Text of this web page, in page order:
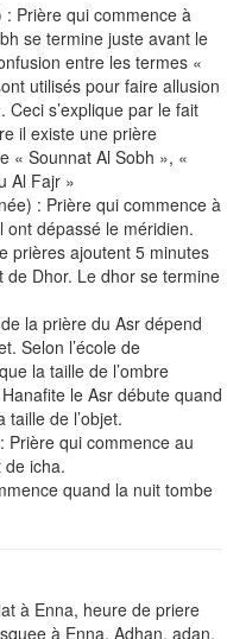
Prière qui commence à
se termine juste avant le
entre les termes «
utilisés pour faire allusion
s’explique par le fait
il existe une prière
« Sounnat Al Sobh », «
Al Fajr »
: Prière qui commence à
dépassé le méridien.
prières ajoutent 5 minutes
Dhor. Le dhor se termine
la prière du Asr dépend
Selon l’école de
la taille de l’ombre
le Asr débute quand
taille de l’objet.
Prière qui commence au
icha.
quand la nuit tombe
à Enna, heure de priere
à Enna, Adhan, adan,